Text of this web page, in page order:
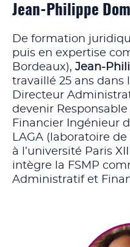
Jean-Philippe
De formation
puis en expertise
Bordeaux), Jean-
travaillé 25 ans dans
Directeur
devenir
Financier Ingénieur
LAGA (laboratoire
à l’université Paris
intègre la FSMP
Administratif et